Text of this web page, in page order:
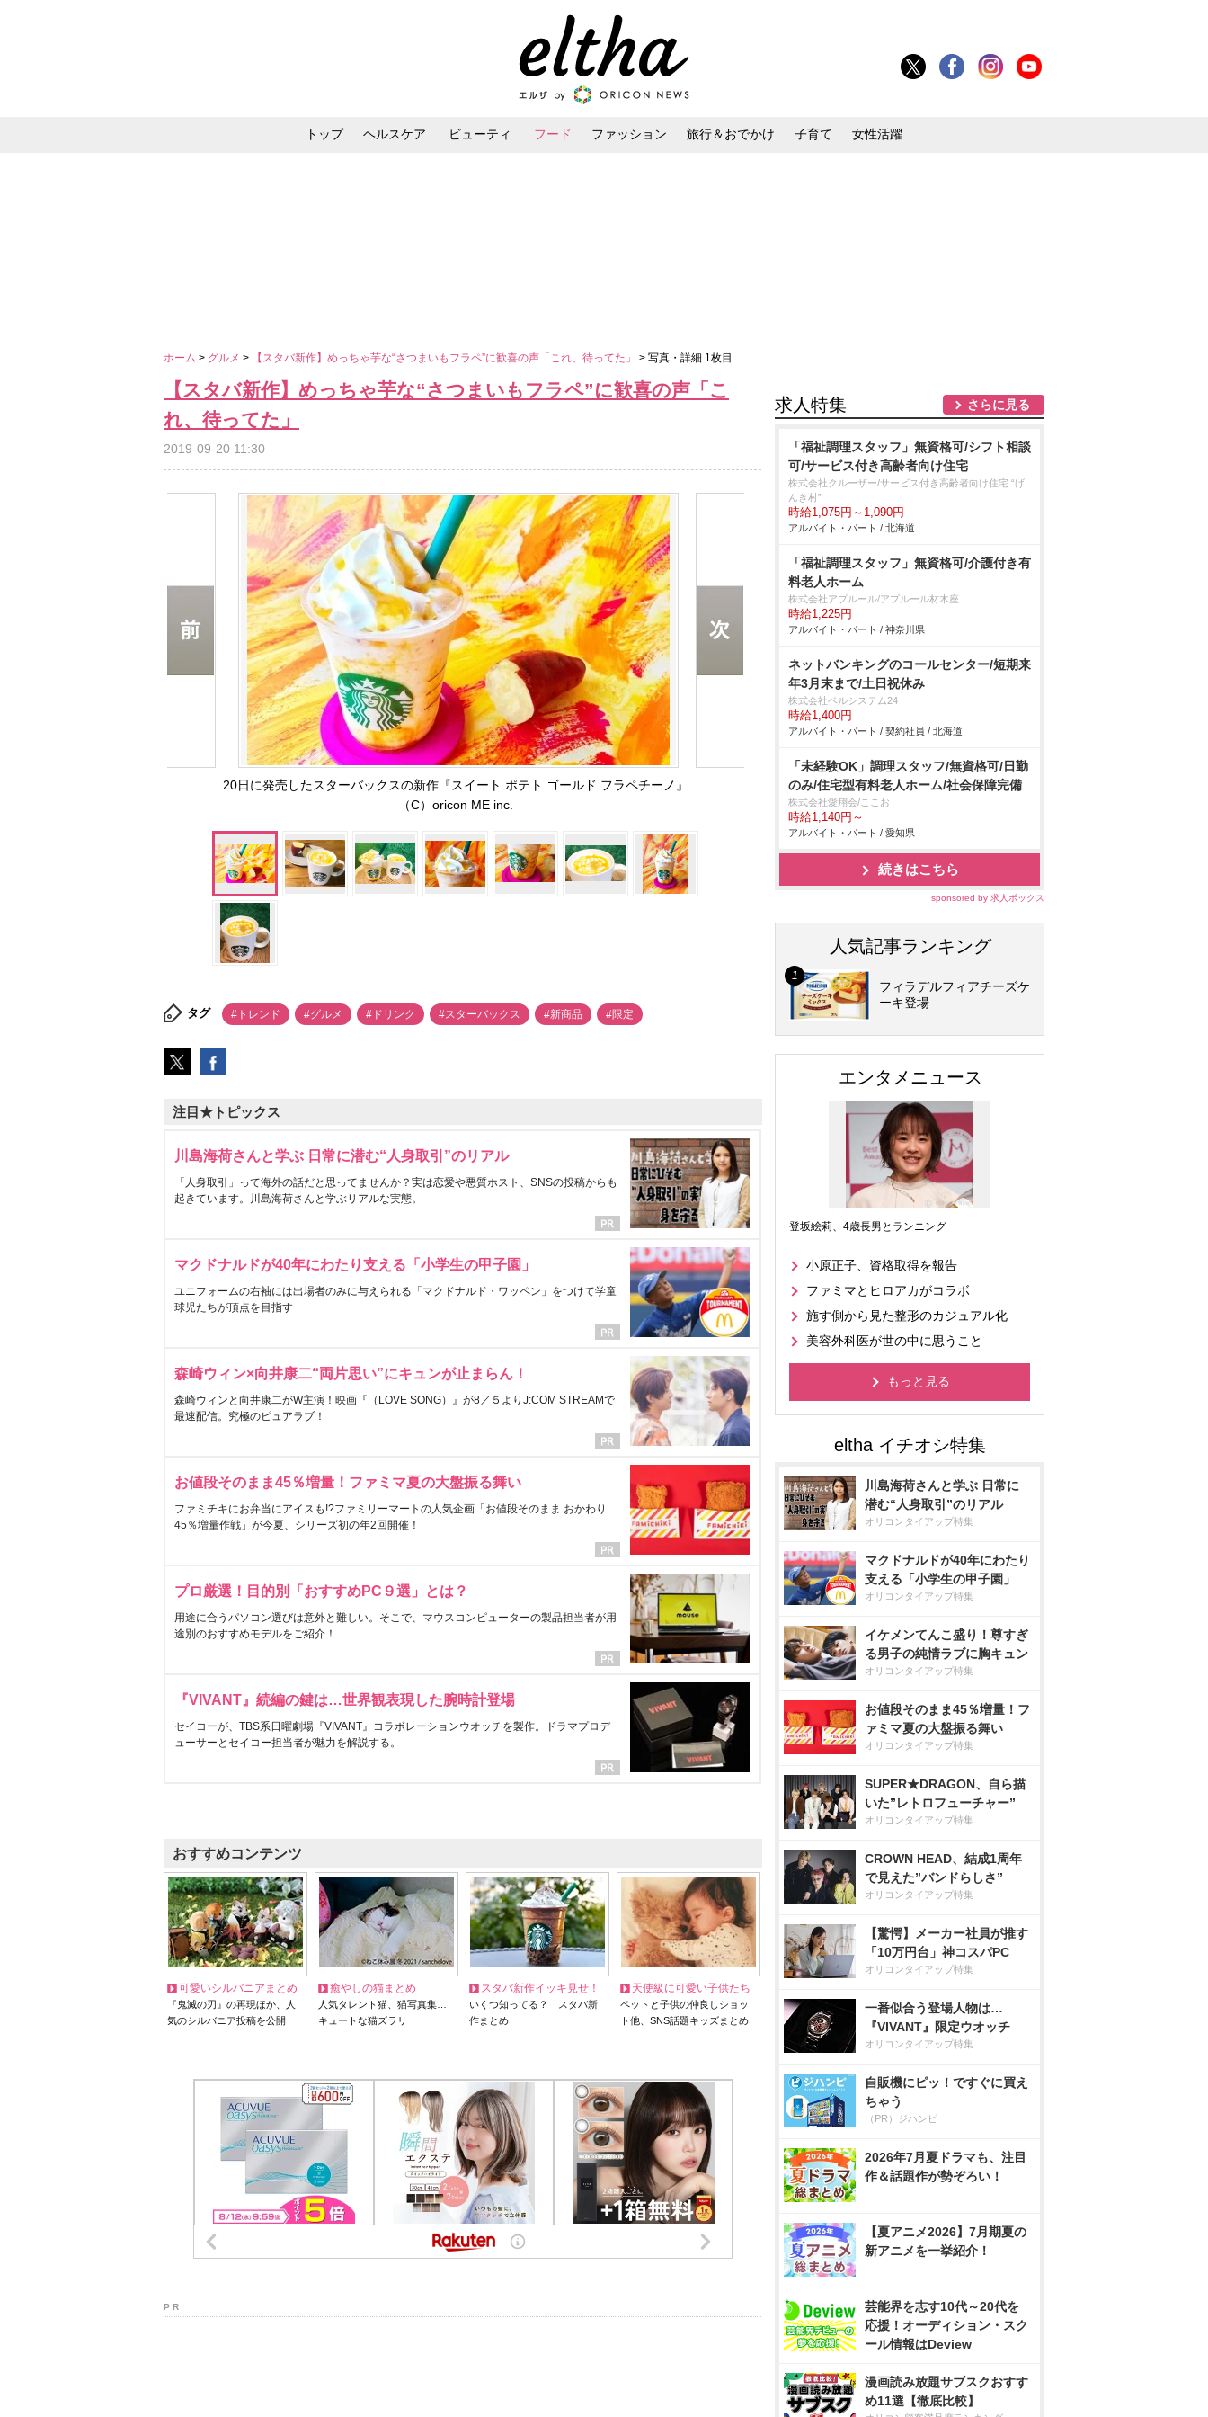
トップ ヘルスケア ビューティ フード ファッション 旅行＆おでかけ 子育て 女性活躍
ホーム > グルメ > 【スタバ新作】めっちゃ芋な“さつまいもフラペ”に歓喜の声「これ、待ってた」 > 写真・詳細 1枚目
【スタバ新作】めっちゃ芋な“さつまいもフラペ”に歓喜の声「こ
れ、待ってた」
2019-09-20 11:30
20日に発売したスターバックスの新作『スイート ポテト ゴールド フラペチーノ』
（C）oricon ME inc.
タグ #トレンド #グルメ #ドリンク #スターバックス #新商品 #限定
注目★トピックス
川島海荷さんと学ぶ 日常に潜む“人身取引”のリアル
「人身取引」って海外の話だと思ってませんか？実は恋愛や悪質ホスト、SNSの投稿からも
起きています。川島海荷さんと学ぶリアルな実態。
マクドナルドが40年にわたり支える「小学生の甲子園」
ユニフォームの右袖には出場者のみに与えられる「マクドナルド・ワッペン」をつけて学童
球児たちが頂点を目指す
森崎ウィン×向井康二“両片思い”にキュンが止まらん！
森崎ウィンと向井康二がW主演！映画『（LOVE SONG）』が8／５よりJ:COM STREAMで
最速配信。究極のピュアラブ！
お値段そのまま45％増量！ファミマ夏の大盤振る舞い
ファミチキにお弁当にアイスも!?ファミリーマートの人気企画「お値段そのまま おかわり
45％増量作戦」が今夏、シリーズ初の年2回開催！
プロ厳選！目的別「おすすめPC９選」とは？
用途に合うパソコン選びは意外と難しい。そこで、マウスコンピューターの製品担当者が用
途別のおすすめモデルをご紹介！
『VIVANT』続編の鍵は…世界観表現した腕時計登場
セイコーが、TBS系日曜劇場『VIVANT』コラボレーションウオッチを製作。ドラマプロデ
ューサーとセイコー担当者が魅力を解説する。
おすすめコンテンツ
可愛いシルバニアまとめ
『鬼滅の刃』の再現ほか、人
気のシルバニア投稿を公開
癒やしの猫まとめ
人気タレント猫、猫写真集…
キュートな猫ズラリ
スタバ新作イッキ見せ！
いくつ知ってる？ スタバ新
作まとめ
天使級に可愛い子供たち
ペットと子供の仲良しショッ
ト他、SNS話題キッズまとめ
P R
求人特集 さらに見る
「福祉調理スタッフ」無資格可/シフト相談
可/サービス付き高齢者向け住宅
株式会社クルーザー/サービス付き高齢者向け住宅 “げ
んき村”
時給1,075円～1,090円
アルバイト・パート / 北海道
「福祉調理スタッフ」無資格可/介護付き有
料老人ホーム
株式会社アプルール/アプルール材木座
時給1,225円
アルバイト・パート / 神奈川県
ネットバンキングのコールセンター/短期来
年3月末まで/土日祝休み
株式会社ベルシステム24
時給1,400円
アルバイト・パート / 契約社員 / 北海道
「未経験OK」調理スタッフ/無資格可/日勤
のみ/住宅型有料老人ホーム/社会保障完備
株式会社愛翔会/ここお
時給1,140円～
アルバイト・パート / 愛知県
続きはこちら
sponsored by 求人ボックス
人気記事ランキング
フィラデルフィアチーズケ
ーキ登場
エンタメニュース
登坂絵莉、4歳長男とランニング
小原正子、資格取得を報告
ファミマとヒロアカがコラボ
施す側から見た整形のカジュアル化
美容外科医が世の中に思うこと
もっと見る
川島海荷さんと学ぶ 日常に
潜む“人身取引”のリアル
オリコンタイアップ特集
マクドナルドが40年にわたり
支える「小学生の甲子園」
オリコンタイアップ特集
イケメンてんこ盛り！尊すぎ
る男子の純情ラブに胸キュン
オリコンタイアップ特集
お値段そのまま45％増量！フ
ァミマ夏の大盤振る舞い
オリコンタイアップ特集
SUPER★DRAGON、自ら描
いた”レトロフューチャー”
オリコンタイアップ特集
CROWN HEAD、結成1周年
で見えた”バンドらしさ”
オリコンタイアップ特集
【驚愕】メーカー社員が推す
「10万円台」神コスパPC
オリコンタイアップ特集
一番似合う登場人物は…
『VIVANT』限定ウオッチ
オリコンタイアップ特集
自販機にピッ！ですぐに買え
ちゃう
（PR）ジハンピ
2026年7月夏ドラマも、注目
作＆話題作が勢ぞろい！
【夏アニメ2026】7月期夏の
新アニメを一挙紹介！
芸能界を志す10代～20代を
応援！オーディション・スク
ール情報はDeview
漫画読み放題サブスクおすす
め11選【徹底比較】